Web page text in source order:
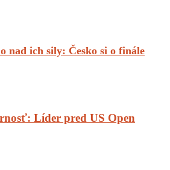
nad ich sily: Česko si o finále
Líder pred US Open